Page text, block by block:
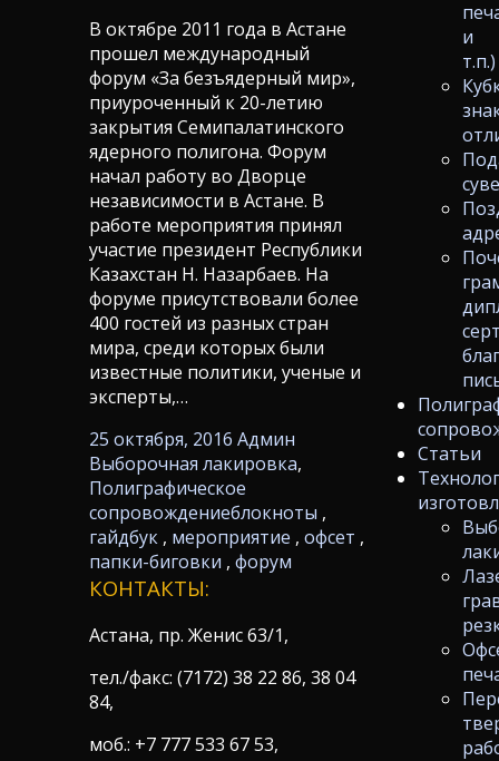
и
т.п.)
Статьи
В октябре 2011 года в Астане
прошел международный
форум «За безъядерный мир»,
приуроченный к 20-летию
закрытия Семипалатинского
ядерного полигона. Форум
начал работу во Дворце
независимости в Астане. В
работе мероприятия принял
участие президент Республики
Казахстан Н. Назарбаев. На
форуме присутствовали более
400 гостей из разных стран
мира, среди которых были
известные политики, ученые и
эксперты,…
25 октября, 2016 Админ
Выборочная лакировка,
Полиграфическое
сопровождениеблокноты ,
гайдбук, мероприятие , офсет ,
папки-биговки , форум
КОНТАКТЫ:
Астана, пр. Женис 63/1,
тел./факс: (7172) 38 22 86, 38 04
84,
моб.: +7 777 533 67 53,